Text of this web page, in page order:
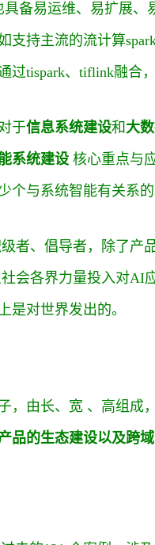
备易运维、易扩展
支持主流的流计算
过tispark、tiflink融合，
于信息系统建设和 大
系统建设 核心重点与
个与系统智能有关系的
者、倡导者，除了产
会各界力量投入对AI
是对世界发出的。
，由长、宽 、高组成
品的生态建设以及跨